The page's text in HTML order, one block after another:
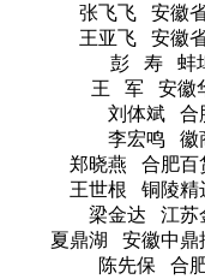
张飞飞 安徽
王亚飞 安徽
彭 寿 蚌
王 军 安徽
刘体斌 合
李宏鸣 徽
郑晓燕 合肥百
王世根 铜陵精
梁金达 江苏
夏鼎湖 安徽中鼎
陈先保 合